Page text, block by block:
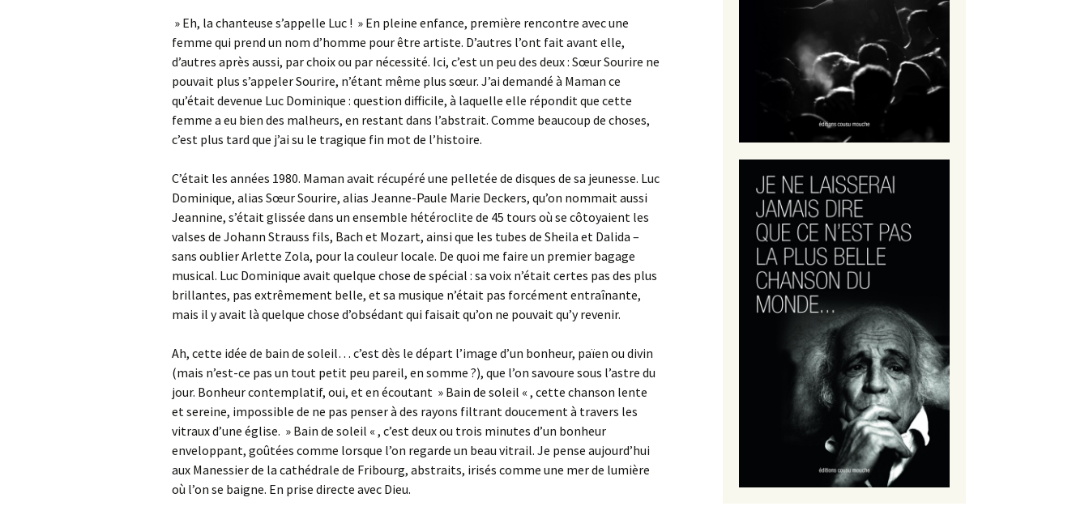
» Eh, la chanteuse s’appelle Luc ! » En pleine enfance, première rencontre avec une
femme qui prend un nom d’homme pour être artiste. D’autres l’ont fait avant elle,
d’autres après aussi, par choix ou par nécessité. Ici, c’est un peu des deux : Sœur Sourire ne
pouvait plus s’appeler Sourire, n’étant même plus sœur. J’ai demandé à Maman ce
qu’était devenue Luc Dominique : question difficile, à laquelle elle répondit que cette
femme a eu bien des malheurs, en restant dans l’abstrait. Comme beaucoup de choses,
c’est plus tard que j’ai su le tragique fin mot de l’histoire.
C’était les années 1980. Maman avait récupéré une pelletée de disques de sa jeunesse. Luc
Dominique, alias Sœur Sourire, alias Jeanne-Paule Marie Deckers, qu’on nommait aussi
Jeannine, s’était glissée dans un ensemble hétéroclite de 45 tours où se côtoyaient les
valses de Johann Strauss fils, Bach et Mozart, ainsi que les tubes de Sheila et Dalida –
sans oublier Arlette Zola, pour la couleur locale. De quoi me faire un premier bagage
musical. Luc Dominique avait quelque chose de spécial : sa voix n’était certes pas des plus
brillantes, pas extrêmement belle, et sa musique n’était pas forcément entraînante,
mais il y avait là quelque chose d’obsédant qui faisait qu’on ne pouvait qu’y revenir.
Ah, cette idée de bain de soleil… c’est dès le départ l’image d’un bonheur, païen ou divin
(mais n’est-ce pas un tout petit peu pareil, en somme ?), que l’on savoure sous l’astre du
jour. Bonheur contemplatif, oui, et en écoutant » Bain de soleil « , cette chanson lente
et sereine, impossible de ne pas penser à des rayons filtrant doucement à travers les
vitraux d’une église. » Bain de soleil « , c’est deux ou trois minutes d’un bonheur
enveloppant, goûtées comme lorsque l’on regarde un beau vitrail. Je pense aujourd’hui
aux Manessier de la cathédrale de Fribourg, abstraits, irisés comme une mer de lumière
où l’on se baigne. En prise directe avec Dieu.